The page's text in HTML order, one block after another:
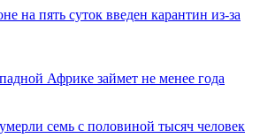
на пять суток введен карантин из-за
Африке займет не менее года
семь с половиной тысяч человек